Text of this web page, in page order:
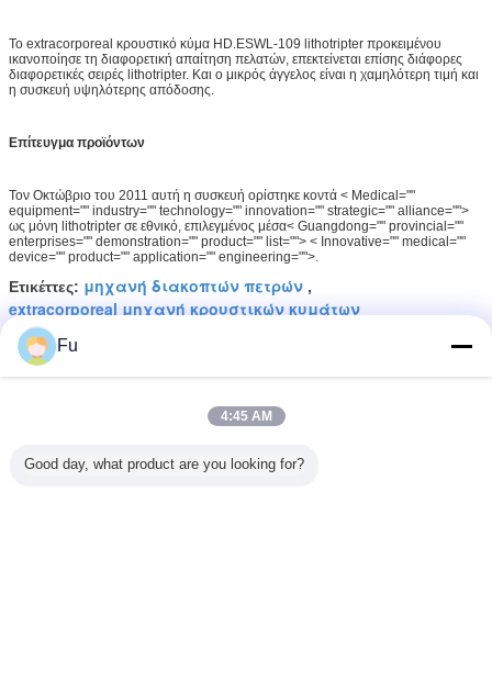
Το extracorporeal κρουστικό κύμα HD.ESWL-109 lithotripter προκειμένου
ικανοποίησε τη διαφορετική απαίτηση πελατών, επεκτείνεται επίσης διάφορες
διαφορετικές σειρές lithotripter. Και ο μικρός άγγελος είναι η χαμηλότερη τιμή και
η συσκευή υψηλότερης απόδοσης.
Επίτευγμα προϊόντων
Τον Οκτώβριο του 2011 αυτή η συσκευή ορίστηκε κοντά < Medical=""
equipment="" industry="" technology="" innovation="" strategic="" alliance="">
ως μόνη lithotripter σε εθνικό, επιλεγμένος μέσα< Guangdong="" provincial=""
enterprises="" demonstration="" product="" list=""> < Innovative="" medical=""
device="" product="" application="" engineering="">.
Ετικέττες: μηχανή διακοπτών πετρών ,
extracorporeal μηχανή κρουστικών κυμάτων
εντόπισης υπερήχου μηχανών
υψηλής επίδοσης ESWL
Fu
4:45 AM
Good day, what product are you looking for?